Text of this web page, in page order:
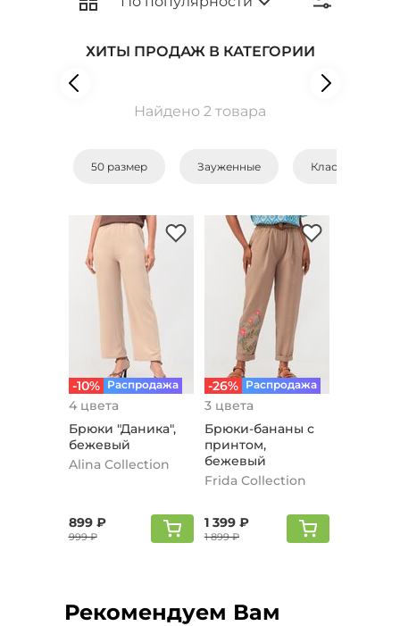
ХИТЫ ПРОДАЖ В КАТЕГОРИИ
Найдено 2 товара
50 размер Зауженные Классические
-10% Распродажа
4 цвета
Брюки "Даника",
бежевый
Alina Collection
899 ₽
999 ₽
-26% Распродажа
3 цвета
Брюки-бананы с
принтом,
бежевый
Frida Collection
1 399 ₽
1 899 ₽
Рекомендуем Вам